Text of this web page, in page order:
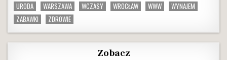
URODA
WARSZAWA WCZASY WROCŁAW WWW
WYNAJEM
ZABAWKI
ZDROWIE
Zobacz